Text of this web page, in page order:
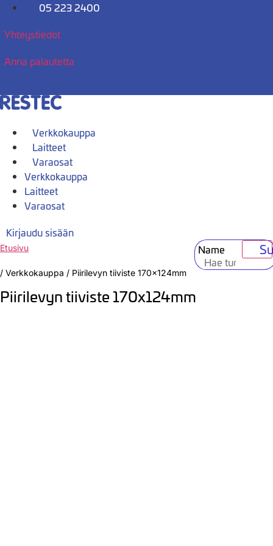
Mene
05 223 2400
Yhteystiedot
Anna palautetta
Verkkokauppa
Laitteet
Varaosat
Verkkokauppa
Laitteet
Varaosat
Kirjaudu sisään
Name
Etusivu
/ Verkkokauppa / Piirilevyn tiiviste 170x124mm
Piirilevyn tiiviste 170x124mm